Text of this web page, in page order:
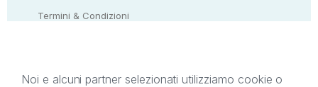
Termini & Condizioni
Noi e alcuni partner selezionati utilizziamo cookie o